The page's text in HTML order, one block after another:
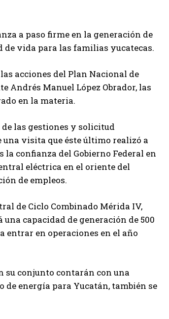
a paso firme en la generación de
vida para las familias yucatecas.
acciones del Plan Nacional de
Manuel López Obrador, las
en la materia.
las gestiones y solicitud
una visita que éste último realizó a
confianza del Gobierno Federal en
eléctrica en el oriente del
de empleos.
de Ciclo Combinado Mérida IV,
capacidad de generación de 500
entrar en operaciones en el año
su conjunto contarán con una
energía para Yucatán, también se